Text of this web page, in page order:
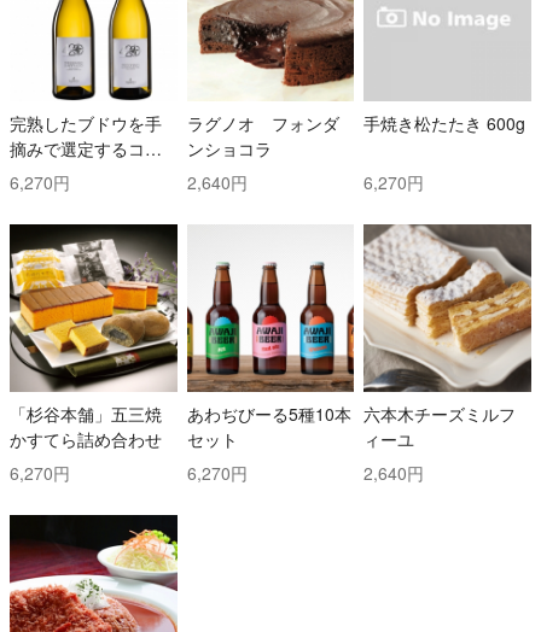
完熟したブドウを手
摘みで選定するコス
トと時間を掛けた白
ワイン2本セット！ ト
ッリ社/トレッビアー
ノ・ダブルッツォ 42
0 & コッリ・アプルテ
ィーニ 420 ぺコリー
ノ
6,270円
ラグノオ フォンダ
ンショコラ
2,640円
手焼き松たたき 600g
6,270円
「杉谷本舗」五三焼
かすてら詰め合わせ
6,270円
あわぢびーる5種10本
セット
6,270円
六本木チーズミルフ
ィーユ
2,640円